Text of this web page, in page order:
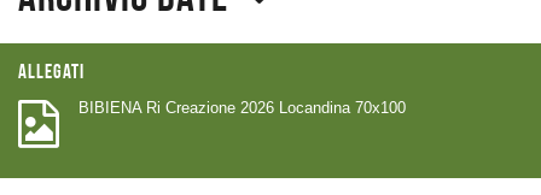
Allegati
BIBIENA Ri Creazione 2026 Locandina 70x100